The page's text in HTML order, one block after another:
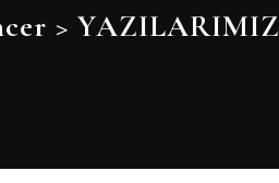
> YAZILARIMIZ